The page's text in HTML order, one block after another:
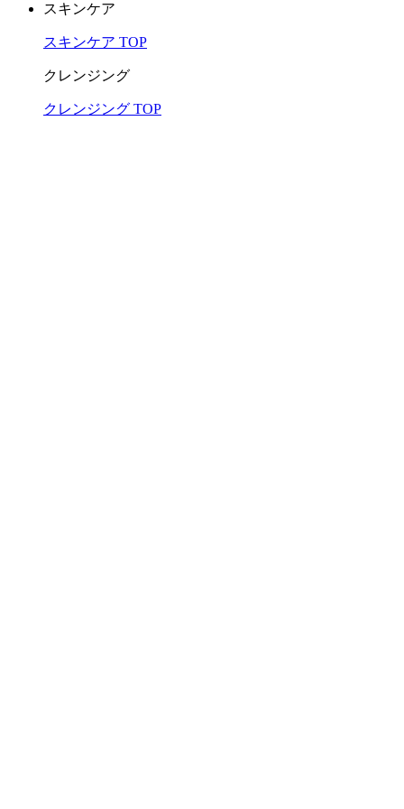
スキンケア
スキンケア TOP
クレンジング
クレンジング TOP